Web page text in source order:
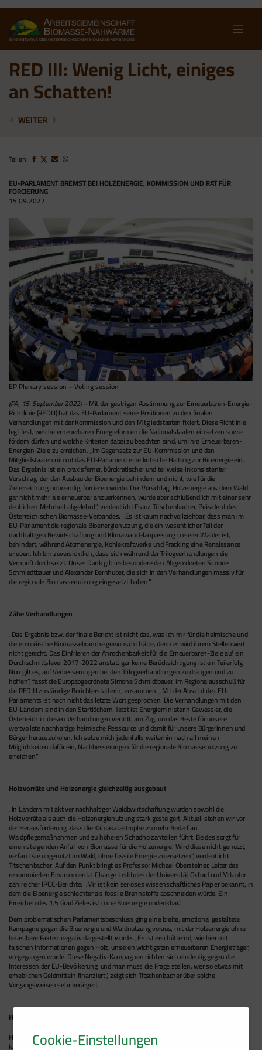
content
RED III: Wenig Licht, einiges
an Schatten!
EU-KOMPROMISS: ENERGIEHOLZAUSBAU MUSS ALS
WEITER
Teilen:
EU-PARLAMENT BREMST BEI HOLZENERGIE, KOMMISSION UND RAT FÜR
FORCIERUNG
15.09.2022
EP Plenary session – Voting session
(PA, 15. September 2022) –Mit der gestrigen Abstimmung zur Erneuerbaren-Energie-
Richtlinie (REDIII) hat das EU-Parlament seine Positionen zu den finalen
Verhandlungen mit der Kommission und den Mitgliedstaaten fixiert. Diese Richtlinie
legt fest, welche erneuerbaren Energieformen die Nationalstaaten einsetzen sowie
fördern dürfen und welche Kriterien dabei zu beachten sind, um ihre Erneuerbaren-
Energien-Ziele zu erreichen. „Im Gegensatz zur EU-Kommission und den
Mitgliedstaaten nimmt das EU-Parlament eine kritische Haltung zur Bioenergie ein.
Das Ergebnis ist ein praxisferner, bürokratischer und teilweise inkonsistenter
Vorschlag, der den Ausbau der Bioenergie behindern und nicht, wie für die
Zielerreichung notwendig, forcieren würde. Der Vorschlag, Holzenergie aus dem Wald
gar nicht mehr als erneuerbar anzuerkennen, wurde aber schlußendlich mit einer sehr
deutlichen Mehrheit abgelehnt“, verdeutlicht Franz Titschenbacher, Präsident des
Österreichischen Biomasse-Verbandes. „Es ist kaum nachvollziehbar, dass man im
EU-Parlament die regionale Bioenergienutzung, die ein wesentlicher Teil der
nachhaltigen Bewirtschaftung und Klimawandelanpassung unserer Wälder ist,
behindert, während Atomenergie, Kohlekraftwerke und Fracking eine Renaissance
erleben. Ich bin zuversichtlich, dass sich während der Trilogverhandlungen die
Vernunft durchsetzt. Unser Dank gilt insbesondere den Abgeordneten Simone
Schmiedtbauer und Alexander Bernhuber, die sich in den Verhandlungen massiv für
die regionale Biomassenutzung eingesetzt haben.“
Zähe Verhandlungen
„Das Ergebnis bzw. der finale Bericht ist nicht das, was ich mir für die heimische und
die europäische Biomassebranche gewünscht hätte, denn er wird ihrem Stellenwert
nicht gerecht. Das Einfrieren der Anrechenbarkeit für die Erneuerbaren-Ziele auf ein
Durchschnittslevel 2017-2022 anstatt gar keine Berücksichtigung ist ein Teilerfolg.
Nun gilt es, auf Verbesserungen bei den Trilogverhandlungen zu drängen und zu
hoffen“, fasst die Europabgeordnete Simone Schmidtbauer, im Regionalausschuß für
die RED III zuständige Berichterstatterin, zusammen. „Mit der Absicht des EU-
Parlaments ist noch nicht das letzte Wort gesprochen. Die Verhandlungen mit den
EU-Ländern sind in den Startlöchern. Jetzt ist Energieministerin Gewessler, die
Österreich in diesen Verhandlungen vertritt, am Zug, um das Beste für unsere
wertvollste nachhaltige heimische Ressource und damit für unsere Bürgerinnen und
Bürger herauszuholen. Ich setze mich jedenfalls weiterhin nach all meinen
Möglichkeiten dafür ein, Nachbesserungen für die regionale Biomassenutzung zu
erreichen.“
Holzvorräte und Holzenergie gleichzeitig ausgebaut
„In Ländern mit aktiver nachhaltiger Waldbwirtschaftung wurden sowohl die
Holzvorräte als auch die Holzenergienutzung stark gesteigert. Aktuell stehen wir vor
der Herausforderung, dass die Klimakatastrophe zu mehr Bedarf an
Waldpflegemaßnahmen und zu höheren Schadholzanteilen führt. Beides sorgt für
einen steigenden Anfall von Biomasse für die Holzenergie. Wird diese nicht genutzt,
verfault sie ungenutzt im Wald, ohne fossile Energie zu ersetzen“, verdeutlicht
Titschenbacher. Auf den Punkt bringt es Professor Michael Obersteiner, Leiter des
renommierten Environmental Change Institutes der Universität Oxford und Mitautor
zahlreicher IPCC-Berichte: „Mir ist kein seriöses wissenschaftliches Papier bekannt, in
dem die Bioenergie schlechter als fossile Brennstoffe abschneiden würde. Ein
Erreichen des 1,5 Grad Zieles ist ohne Bioenergie undenkbar.“
Dem problematischen Parlamentsbeschluss ging eine breite, emotional gestaltete
Kampagne gegen die Bioenergie und Waldnutzung voraus, mit der Holzenergie ohne
belastbare Fakten negativ dargestellt wurde. „Es ist erschütternd, wie hier mit
falschen Informationen gegen Holz, unseren wichtigsten erneuerbaren Energieträger,
vorgegangen wurde. Diese Negativ-Kampagnen richten sich eindeutig gegen die
Interessen der EU-Bevölkerung, und man muss die Frage stellen, wer so etwas mit
erheblichen Geldmitteln finanziert“, zeigt sich Titschenbacher über solche
Vorgangsweisen sehr verärgert.
Holzenergie unverzichtbar als Energiequelle
Holz ist unsere wichtigste inländische Energiequelle. Dank des Holzenergie-Ausbaus
kann Österreich auf Kohle- und Atomkraftwerke verzichten. Die installierte Leistung
Cookie-Einstellungen